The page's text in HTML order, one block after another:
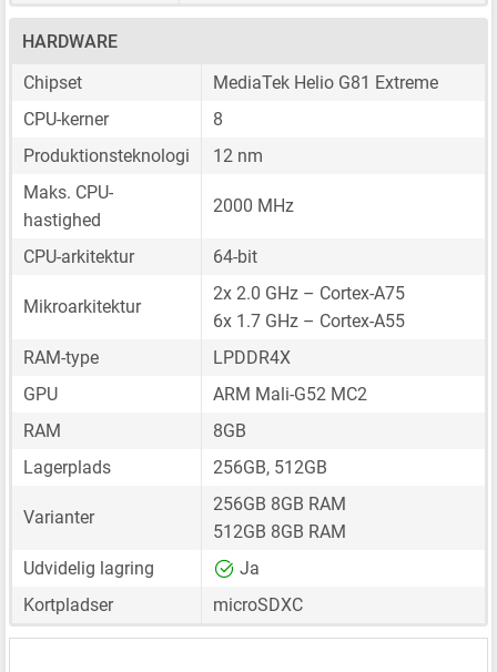
HARDWARE
Chipset
MediaTek Helio G81 Extreme
CPU-kerner
8
Produktionsteknologi
12 nm
Maks. CPU-
hastighed
2000 MHz
CPU-arkitektur 64-bit
Mikroarkitektur
2x 2.0 GHz – Cortex-A75
6x 1.7 GHz – Cortex-A55
RAM-type
LPDDR4X
GPU
ARM Mali-G52 MC2
RAM
8GB
Lagerplads
256GB, 512GB
Varianter
256GB 8GB RAM
512GB 8GB RAM
Udvidelig lagring
Ja
Kortpladser
microSDXC